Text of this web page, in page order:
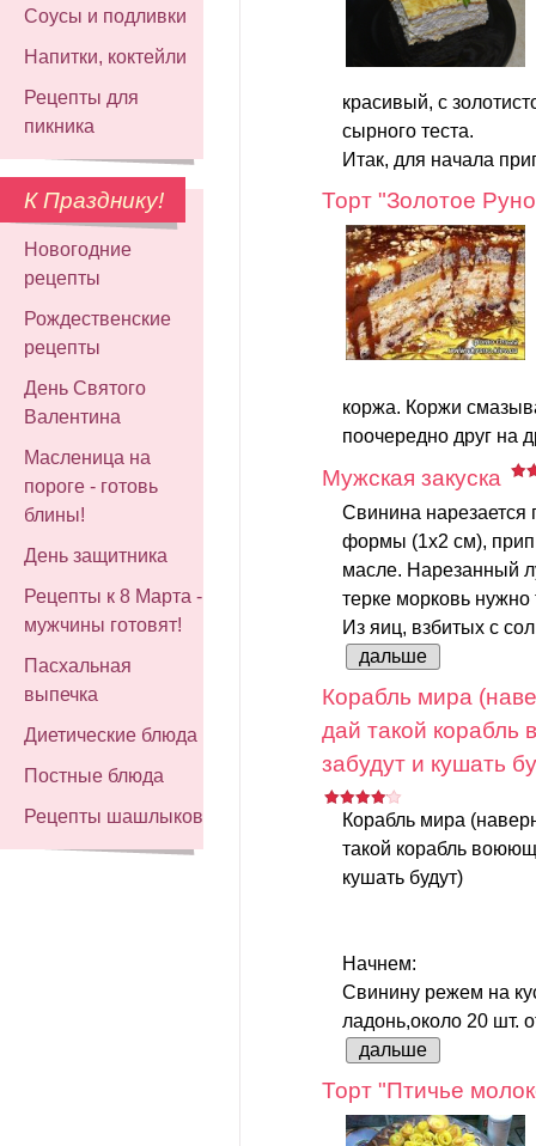
Соусы и подливки
Напитки, коктейли
Рецепты для
пикника
К Празднику!
Новогодние
рецепты
Рождественские
рецепты
День Святого
Валентина
Масленица на
пороге - готовь
блины!
День защитника
Рецепты к 8 Марта -
мужчины готовят!
Пасхальная
выпечка
Диетические блюда
Постные блюда
Рецепты шашлыков
красивый, с
сырного теста.
Итак, для начала
Торт "Золотое
коржа. Коржи
поочередно друг на
Мужская закуска
Свинина нарезается
формы (1х2 см),
масле. Нарезанный
терке морковь
Из яиц, взбитых с
дальше
Корабль мира
дай такой
забудут и кушать
Корабль мира
такой корабль
кушать будут)
Начнем:
Свинину режем на
ладонь,около 20 шт.
дальше
Торт "Птичье